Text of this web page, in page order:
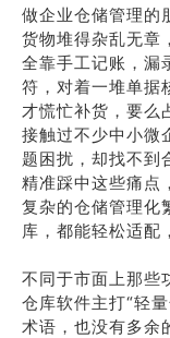
做企业仓储管理
货物堆得杂乱无章
全靠手工记账，漏
符，对着一堆单据
才慌忙补货，要么
接触过不少中小微
题困扰，却找不到
精准踩中这些痛点
复杂的仓储管理化
库，都能轻松适配
不同于市面上那些
仓库软件主打“轻
术语，也没有多余